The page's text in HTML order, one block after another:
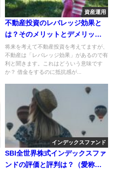
資産運用
不動産投資のレバレッジ効果と
は？そのメリットとデメリット
を解説！
将来を考えて不動産投資を考えてますが、
不動産は「レバレッジ効果」があるので有
利と聞きます。これはどういう意味です
か？ 借金をするのに抵抗感が...
インデックスファンド
SBI全世界株式インデックスファ
ンドの評価と評判は？（愛称：